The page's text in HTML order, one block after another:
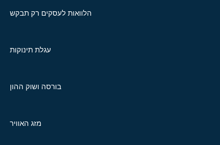
הלוואות לעסקים רק תבקש
עגלת תינוקות
בורסה ושוק ההון
מזג האוויר